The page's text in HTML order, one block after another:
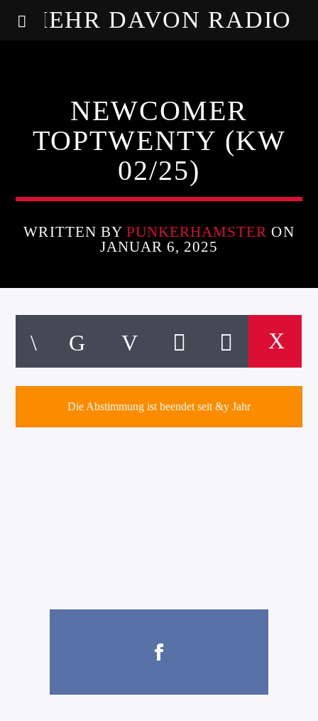
MEHR DAVON RADIO
NEWCOMER
TOPTWENTY (KW
02/25)
WRITTEN BY PUNKERHAMSTER ON
JANUAR 6, 2025
Die Abstimmung ist beendet seit &y Jahr